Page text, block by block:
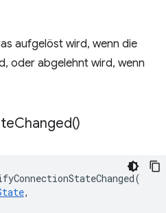
aufgelöst wird, wenn die
oder abgelehnt wird, wenn
Changed()
(
,